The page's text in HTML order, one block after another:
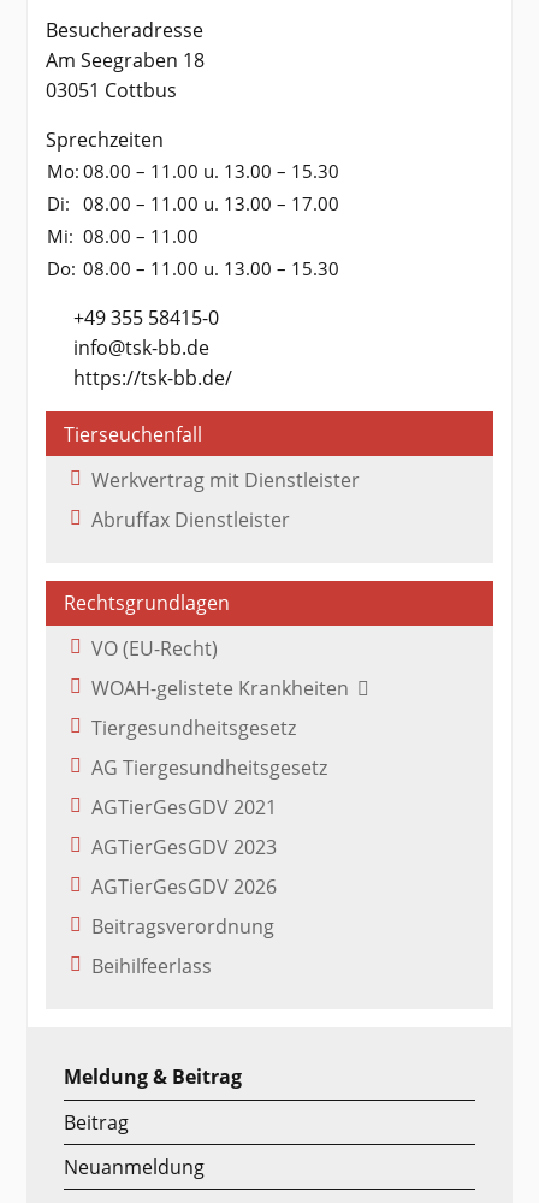
Besucheradresse
Am Seegraben 18
03051 Cottbus
Sprechzeiten
Mo: 08.00 – 11.00 u. 13.00 – 15.30
Di:
08.00 – 11.00 u. 13.00 – 17.00
Mi: 08.00 – 11.00
Do: 08.00 – 11.00 u. 13.00 – 15.30
+49 355 58415-0
info@tsk-bb.de
https://tsk-bb.de/
Tierseuchenfall
Werkvertrag mit Dienstleister
Abruffax Dienstleister
Rechtsgrundlagen
VO (EU-Recht)
WOAH-gelistete Krankheiten
Tiergesundheitsgesetz
AG Tiergesundheitsgesetz
AGTierGesGDV 2021
AGTierGesGDV 2023
AGTierGesGDV 2026
Beitragsverordnung
Beihilfeerlass
Meldung & Beitrag
Beitrag
Neuanmeldung